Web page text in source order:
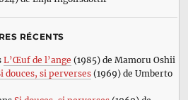
RÉCENTS
L’Œuf de l’ange (1985) de Mamoru Oshii
douces, si perverses(1969) de Umberto